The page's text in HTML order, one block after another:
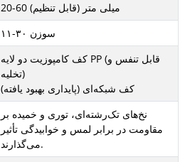
20-60 میلی متر (قابل تنظیم)
۱۱-۳۰ سوزن
کف کامپوزیت دو لایه PP (قابل تنفس و
تخلیه)
کف شبکه‌ای (پایداری بهبود یافته)
نخ‌های تک‌رشته‌ای، توری و خمیده بر
مقاومت در برابر لمس و خوابیدگی تأثیر
می‌گذارند.